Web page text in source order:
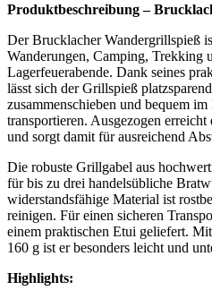
Produktbeschreibung –
Der Brucklacher Wandergrillspieß
Wanderungen, Camping, Trekking
Lagerfeuerabende. Dank seines
lässt sich der Grillspieß
zusammenschieben und bequem
transportieren. Ausgezogen
und sorgt damit für ausreichend
Die robuste Grillgabel aus
für bis zu drei handelsübliche
widerstandsfähige Material ist
reinigen. Für einen sicheren
einem praktischen Etui geliefert.
160 g ist er besonders leicht und
Highlights: